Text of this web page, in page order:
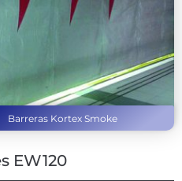
Barreras Kortex Smoke
EW120